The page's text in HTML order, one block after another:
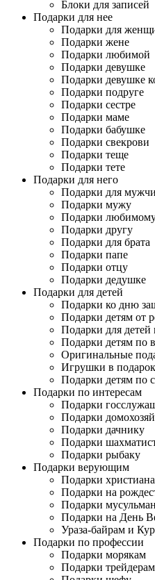
Блоки для записей
Подарки для нее
Подарки для
Подарки жене
Подарки любимой
Подарки девушке
Подарки девушке
Подарки подруге
Подарки сестре
Подарки маме
Подарки бабушке
Подарки свекрови
Подарки теще
Подарки тете
Подарки для него
Подарки для
Подарки мужу
Подарки
Подарки другу
Подарки для брата
Подарки папе
Подарки отцу
Подарки дедушке
Подарки для детей
Подарки ко дню
Подарки детям от
Подарки для детей
Подарки детям по
Оригинальные
Игрушки в
Подарки детям по
Подарки по интересам
Подарки
Подарки
Подарки дачнику
Подарки
Подарки рыбаку
Подарки верующим
Подарки
Подарки на
Подарки
Подарки на День
Ураза-байрам и
Подарки по профессии
Подарки морякам
Подарки трейдерам